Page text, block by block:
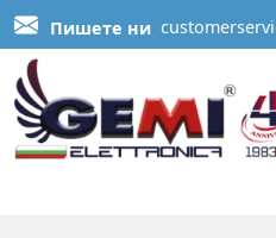
Пишете ни